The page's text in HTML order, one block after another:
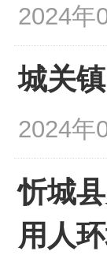
2024年
城关
2024年
忻城
用人